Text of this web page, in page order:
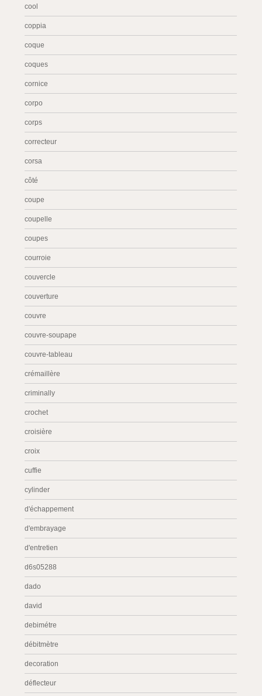
cool
coppia
coque
coques
cornice
corpo
corps
correcteur
corsa
côté
coupe
coupelle
coupes
courroie
couvercle
couverture
couvre
couvre-soupape
couvre-tableau
crémaillère
criminally
crochet
croisière
croix
cuffie
cylinder
d'échappement
d'embrayage
d'entretien
d6s05288
dado
david
debimétre
débitmètre
decoration
déflecteur